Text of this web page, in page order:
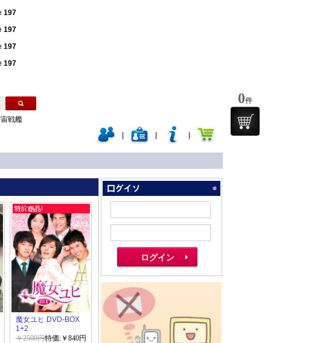
197
197
197
197
戦艦
魔女ユヒ DVD-BOX
1+2
￥2500円特価:￥840円
0件